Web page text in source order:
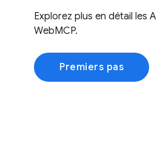
Explorez plus en détail les
WebMCP.
Premiers pas